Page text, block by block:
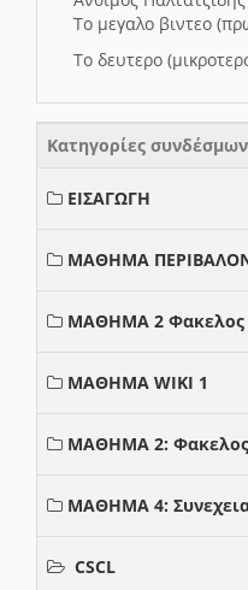
Το μεγαλο βιντεο
Το δευτερο
Κατηγορίες
ΕΙΣΑΓΩΓΗ
ΜΑΘΗΜΑ
ΜΑΘΗΜΑ 2 Φακελος
ΜΑΘΗΜΑ WIKI 1
ΜΑΘΗΜΑ 2:
ΜΑΘΗΜΑ 4:
CSCL